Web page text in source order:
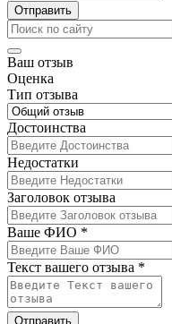
Отправить
Ваш отзыв
Оценка
Тип отзыва
Достоинства
Недостатки
Заголовок отзыва
Ваше ФИО *
Текст вашего отзыва *
Отправить